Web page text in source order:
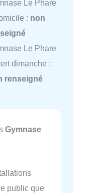
Le Phare
: non
Le Phare
dimanche :
renseigné
Gymnase
public que